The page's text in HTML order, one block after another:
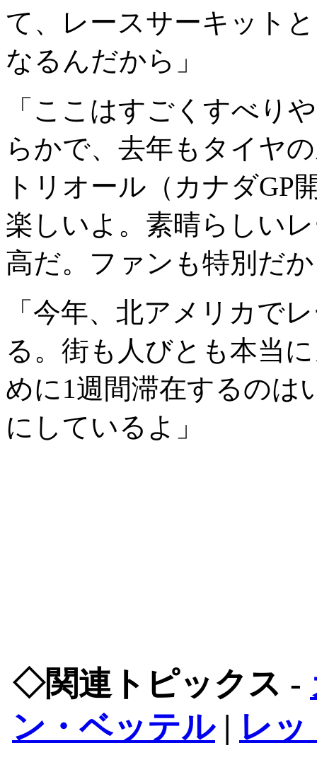
て、レースサーキット
なるんだから」
「ここはすごくすべり
らかで、去年もタイヤ
トリオール（カナダGP
楽しいよ。素晴らしい
高だ。ファンも特別だ
「今年、北アメリカで
る。街も人びとも本当
めに1週間滞在するのは
にしているよ」
◇関連トピックス -
ン・ベッテル| レ